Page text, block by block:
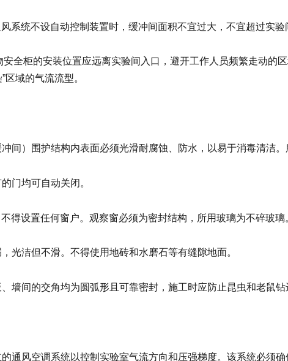
系统不设自动控制装置时，缓冲间面积不宜过大，不宜超过实验
全柜的安装位置应远离实验间入口，避开工作人员频繁走动的
区域的气流流型。
间）围护结构内表面必须光滑耐腐蚀、防水，以易于消毒清洁。
门均可自动关闭。
得设置任何窗户。观察窗必须为密封结构，所用玻璃为不碎玻璃
光洁但不滑。不得使用地砖和水磨石等有缝隙地面。
墙间的交角均为圆弧形且可靠密封，施工时应防止昆虫和老鼠钻
通风空调系统以控制实验室气流方向和压强梯度。该系统必须